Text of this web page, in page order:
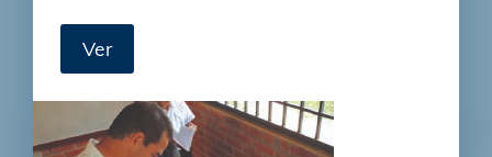
Ver